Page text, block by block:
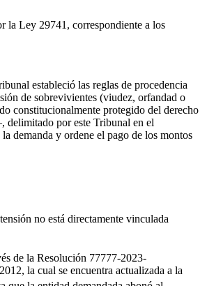
la Ley 29741, correspondiente a los
estableció las reglas de procedencia
de sobrevivientes (viudez, orfandad o
constitucionalmente protegido del derecho
delimitado por este Tribunal en el
demanda y ordene el pago de los montos
no está directamente vinculada
de la Resolución 77777-2023-
la cual se encuentra actualizada a la